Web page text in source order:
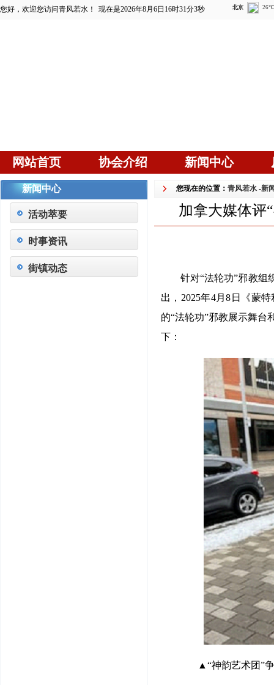
您好，欢迎您访问青风若水！ 现在是2026年8月6日16时31分4秒
网站首页 协会介绍 新闻中心
新闻中心
活动萃要
时事资讯
街镇动态
您现在的位置： 青风若水 -新
加拿大媒体评
针对“法轮功”邪教组
出，2025年4月8日《蒙
的“法轮功”邪教展示舞台
下：
▲“神韵艺术团”